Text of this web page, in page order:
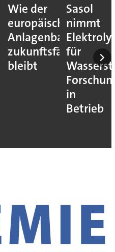
Wie der
europäische
Anlagenbau
zukunftsfähig
bleibt
Sasol
nimmt
für
in
Betrieb